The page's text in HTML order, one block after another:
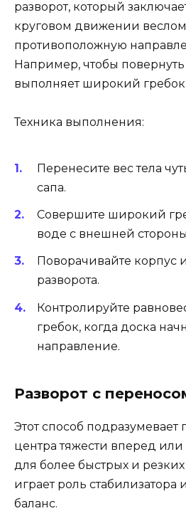
разворот, который
круговом движении веслом
противоположную
Например, чтобы повернуть
выполняет широкий
Техника выполнения:
Перенесите вес тела
сапа.
Совершите широкий
воде с внешней
Поворачивайте корпус
разворота.
Контролируйте
гребок, когда доска
направление.
Разворот с
Этот способ
центра тяжести вперед или
для более быстрых и
играет роль
баланс.